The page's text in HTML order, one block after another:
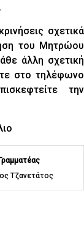
σχετικά
του Μητρώου
άλλη σχετική
στο τηλέφωνο
την
Τζανετάτος